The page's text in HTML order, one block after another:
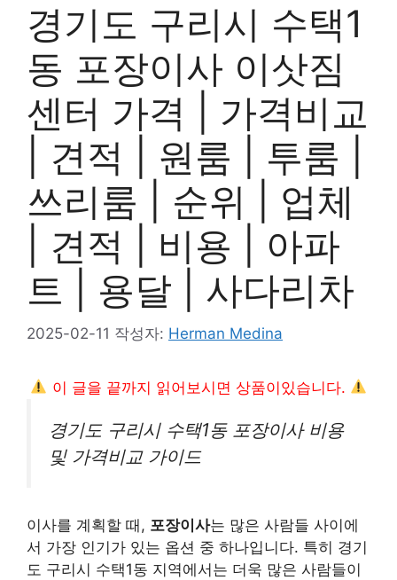
경기도 구리시 수택1
동 포장이사 이삿짐
센터 가격 | 가격비교
| 견적 | 원룸 | 투룸 |
쓰리룸 | 순위 | 업체
| 견적 | 비용 | 아파
트 | 용달 | 사다리차
2025-02-11 작성자: Herman Medina
이 글을 끝까지 읽어보시면 상품이있습니다.
경기도 구리시 수택1동 포장이사 비용
및 가격비교 가이드
이사를 계획할 때, 포장이사는 많은 사람들 사이에
서 가장 인기가 있는 옵션 중 하나입니다. 특히 경기
도 구리시 수택1동 지역에서는 더욱 많은 사람들이